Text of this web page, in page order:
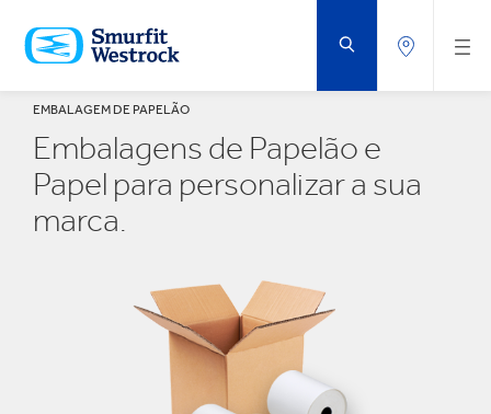
PARA
O
CONTEÚDO
EMBALAGEM DE PAPELÃO
Embalagens de Papelão e
Papel para personalizar a sua
marca.